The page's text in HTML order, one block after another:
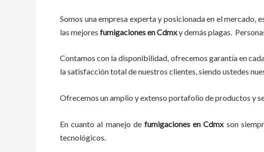
Somos una empresa experta y posicionada en el mercado,
las mejores fumigacionesenCdmxy demás plagas.
Contamos con la disponibilidad, ofrecemos garantía en
la satisfacción total de nuestros clientes, siendo ustedes
Ofrecemos un amplio y extenso portafolio de productos y
En cuanto al manejo defumigacionesenCdmx son
tecnológicos.